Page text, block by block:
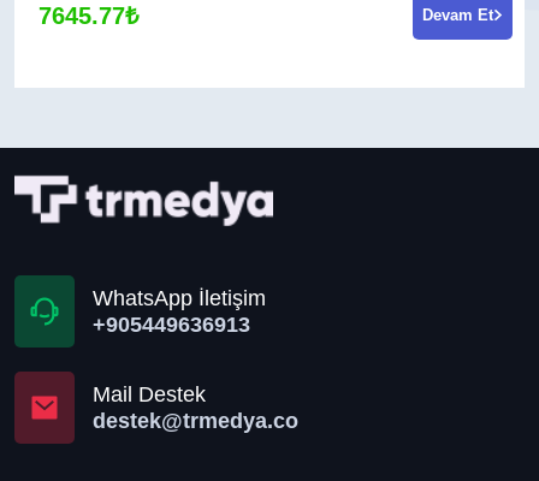
7645.77₺ Devam Et
WhatsApp İletişim
+905449636913
Mail Destek
destek@trmedya.co